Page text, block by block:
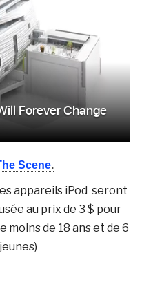
Scene.
appareils iPod seront
au prix de 3 $ pour
moins de 18 ans et de 6